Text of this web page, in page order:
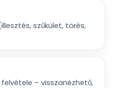
szűkület, törés,
– visszanézhető,